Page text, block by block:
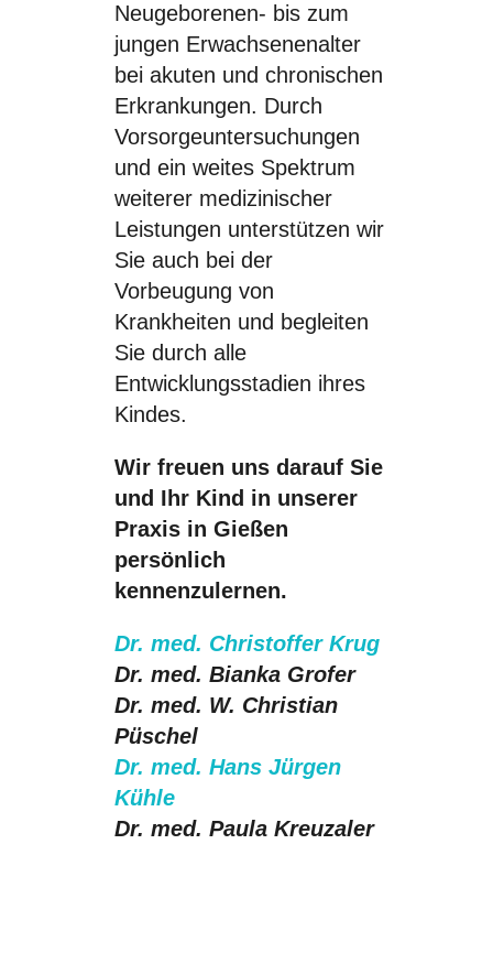
Neugeborenen- bis zum
jungen Erwachsenenalter
bei akuten und chronischen
Erkrankungen. Durch
Vorsorgeuntersuchungen
und ein weites Spektrum
weiterer medizinischer
Leistungen unterstützen wir
Sie auch bei der
Vorbeugung von
Krankheiten und begleiten
Sie durch alle
Entwicklungsstadien ihres
Kindes.
Wir freuen uns darauf Sie
und Ihr Kind in unserer
Praxis in Gießen
persönlich
kennenzulernen.
Dr. med. Christoffer Krug
Dr. med. Bianka Grofer
Dr. med. W. Christian
Püschel
Dr. med. Hans Jürgen
Kühle
Dr. med. Paula Kreuzaler